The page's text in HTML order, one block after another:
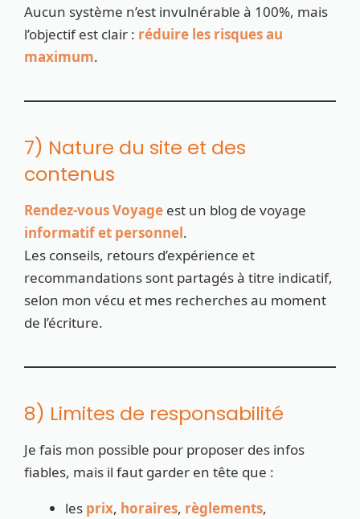
Aucun système n’est invulnérable à 100%, mais
l’objectif est clair : réduire les risques au
maximum.
7) Nature du site et des
contenus
Rendez-vous Voyage est un blog de voyage
informatif et personnel.
Les conseils, retours d’expérience et
recommandations sont partagés à titre indicatif,
selon mon vécu et mes recherches au moment
de l’écriture.
8) Limites de responsabilité
Je fais mon possible pour proposer des infos
fiables, mais il faut garder en tête que :
les prix, horaires, règlements,